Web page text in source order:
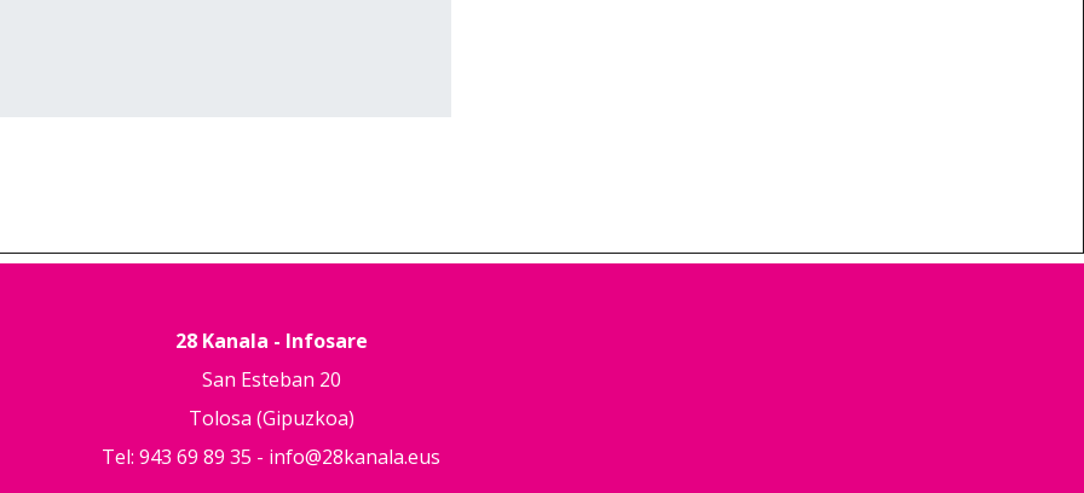
28 Kanala - Infosare
San Esteban 20
Tolosa (Gipuzkoa)
Tel: 943 69 89 35 - info@28kanala.eus